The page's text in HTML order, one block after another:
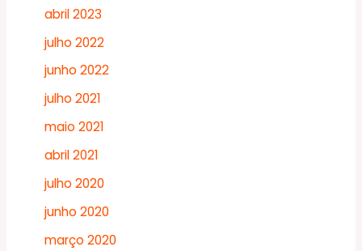
abril 2023
julho 2022
junho 2022
julho 2021
maio 2021
abril 2021
julho 2020
junho 2020
março 2020